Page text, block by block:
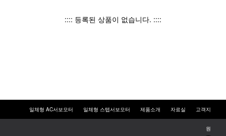
:::: 등록된 상품이 없습니다. ::::
일체형 AC서보모터 일체형 스텝서보모터 제품소개 자료실 고객지
원